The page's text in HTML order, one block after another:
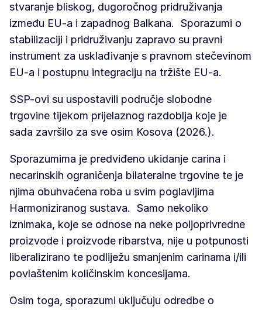
stvaranje bliskog, dugoročnog pridruživanja
između EU-a i zapadnog Balkana. Sporazumi o
stabilizaciji i pridruživanju zapravo su pravni
instrument za usklađivanje s pravnom stečevinom
EU-a i postupnu integraciju na tržište EU-a.
SSP-ovi su uspostavili područje slobodne
trgovine tijekom prijelaznog razdoblja koje je
sada završilo za sve osim Kosova (2026.).
Sporazumima je predviđeno ukidanje carina i
necarinskih ograničenja bilateralne trgovine te je
njima obuhvaćena roba u svim poglavljima
Harmoniziranog sustava. Samo nekoliko
iznimaka, koje se odnose na neke poljoprivredne
proizvode i proizvode ribarstva, nije u potpunosti
liberalizirano te podliježu smanjenim carinama i/ili
povlaštenim količinskim koncesijama.
Osim toga, sporazumi uključuju odredbe o